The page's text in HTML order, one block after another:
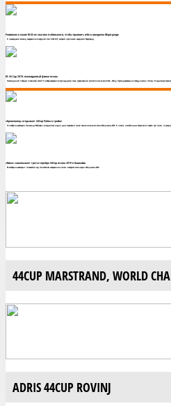
Россиянам в классе RC44 не хватило стабильности, чтобы проявить себя в шведском Марстранде
В прошедший викенд завершился очередной этап RC44 CUP, который принимал шведский Марстранд.
RC 44 Cup 2019: неожиданный финал сезона
Неожиданной победой словенской Ceeref 17 ноября завершился тринадцатый сезон соревнований монотипного класса RC44 – 44Cup. Претендовавшая на победу в сезоне «Ника» Владимира
«Броненосец» открывает 44Cup Palma в тройке
15 ноября на акватории Пальма де Майорка с опозданием в один день стартовали гонки заключительного этапа 44Cup сезона 2019. В легких, нестабильных ветрах флот провел три гонки, по
«Ника» завоевывает третье серебро 44Cup сезона 2019 в Кашкайш
06 октября на акватории г.Кашкайш под Лиссабоном завершились гонки четвертого этапа серии 44Cup сезона 2019.
44CUP MARSTRAND, WORLD
ADRIS 44CUP ROVINJ